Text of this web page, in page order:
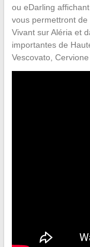
ou eDarling
vous permettront de
Vivant sur Aléria et
importantes de
Vescovato, Cervione